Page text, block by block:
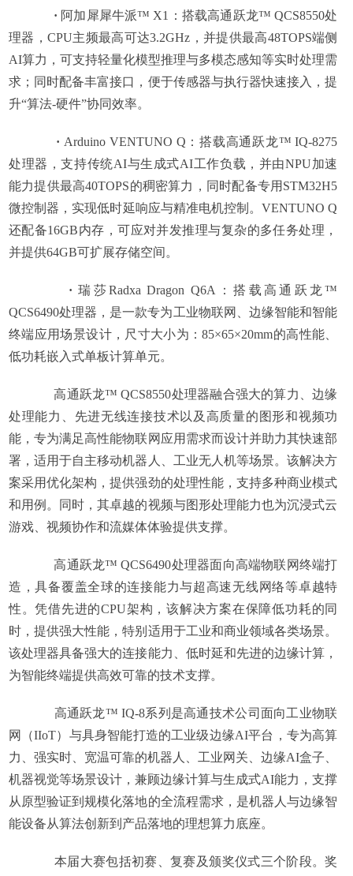
· 阿加犀犀牛派™ X1：搭载高通跃龙™ QCS8550处
理器，CPU主频最高可达3.2GHz，并提供最高48TOPS端侧
AI算力，可支持轻量化模型推理与多模态感知等实时处理需
求；同时配备丰富接口，便于传感器与执行器快速接入，提
升“算法-硬件”协同效率。
· Arduino VENTUNO Q：搭载高通跃龙™ IQ-8275
处理器，支持传统AI与生成式AI工作负载，并由NPU加速
能力提供最高40TOPS的稠密算力，同时配备专用STM32H5
微控制器，实现低时延响应与精准电机控制。VENTUNO Q
还配备16GB内存，可应对并发推理与复杂的多任务处理，
并提供64GB可扩展存储空间。
· 瑞莎Radxa Dragon Q6A：搭载高通跃龙™
QCS6490处理器，是一款专为工业物联网、边缘智能和智能
终端应用场景设计，尺寸大小为：85×65×20mm的高性能、
低功耗嵌入式单板计算单元。
高通跃龙™ QCS8550处理器融合强大的算力、边缘
处理能力、先进无线连接技术以及高质量的图形和视频功
能，专为满足高性能物联网应用需求而设计并助力其快速部
署，适用于自主移动机器人、工业无人机等场景。该解决方
案采用优化架构，提供强劲的处理性能，支持多种商业模式
和用例。同时，其卓越的视频与图形处理能力也为沉浸式云
游戏、视频协作和流媒体体验提供支撑。
高通跃龙™ QCS6490处理器面向高端物联网终端打
造，具备覆盖全球的连接能力与超高速无线网络等卓越特
性。凭借先进的CPU架构，该解决方案在保障低功耗的同
时，提供强大性能，特别适用于工业和商业领域各类场景。
该处理器具备强大的连接能力、低时延和先进的边缘计算，
为智能终端提供高效可靠的技术支撑。
高通跃龙™ IQ-8系列是高通技术公司面向工业物联
网（IIoT）与具身智能打造的工业级边缘AI平台，专为高算
力、强实时、宽温可靠的机器人、工业网关、边缘AI盒子、
机器视觉等场景设计，兼顾边缘计算与生成式AI能力，支撑
从原型验证到规模化落地的全流程需求，是机器人与边缘智
能设备从算法创新到产品落地的理想算力底座。
本届大赛包括初赛、复赛及颁奖仪式三个阶段。奖